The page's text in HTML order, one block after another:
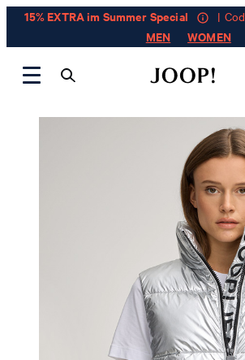
15% EXTRA im Summer Special |
MEN
WOMEN